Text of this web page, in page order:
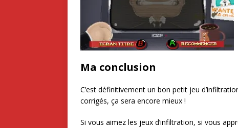
Ma conclusion
C’est définitivement un bon petit jeu
corrigés, ça sera encore mieux !
Si vous aimez les jeux d’infiltration, si vous